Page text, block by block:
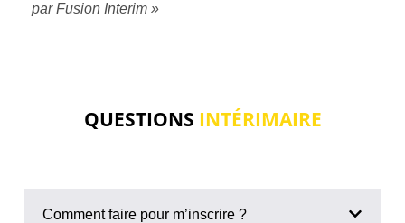
par Fusion Interim »
QUESTIONS INTÉRIMAIRE
Comment faire pour m’inscrire ?